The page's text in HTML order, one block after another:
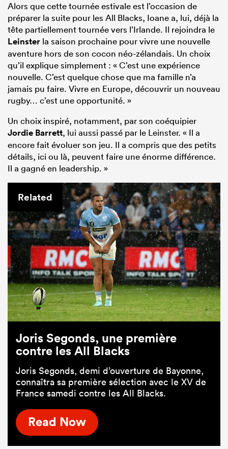
Alors que cette tournée estivale est l’occasion de
préparer la suite pour les All Blacks, Ioane a, lui, déjà la
tête partiellement tournée vers l’Irlande. Il rejoindra le
Leinster la saison prochaine pour vivre une nouvelle
aventure hors de son cocon néo-zélandais. Un choix
qu’il explique simplement : « C’est une expérience
nouvelle. C’est quelque chose que ma famille n’a
jamais pu faire. Vivre en Europe, découvrir un nouveau
rugby… c’est une opportunité. »
Un choix inspiré, notamment, par son coéquipier
Jordie Barrett, lui aussi passé par le Leinster. « Il a
encore fait évoluer son jeu. Il a compris que des petits
détails, ici ou là, peuvent faire une énorme différence.
Il a gagné en leadership. »
Related
Joris Segonds, une première
contre les All Blacks
Joris Segonds, demi d’ouverture de Bayonne,
connaîtra sa première sélection avec le XV de
France samedi contre les All Blacks.
Read Now